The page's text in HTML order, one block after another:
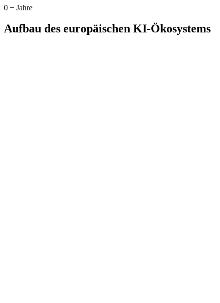
0 + Jahre
Aufbau des europäischen KI-Ökosystems